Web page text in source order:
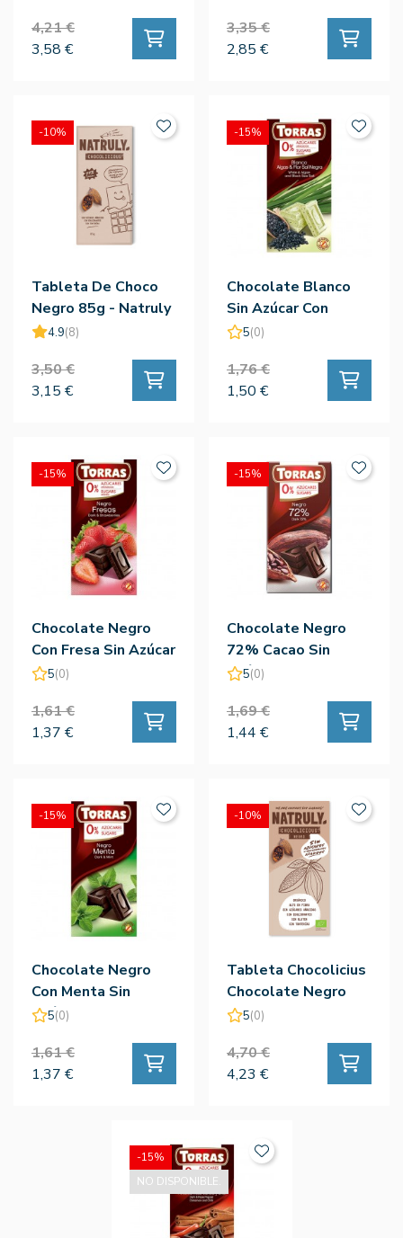
4,21 €
3,58 €
3,35 €
2,85 €
Tableta De Choco
Negro 85g - Natruly
4.9(8)
3,50 €
3,15 €
-10%
Chocolate Blanco
Sin Azúcar Con
Algas Y Flor De Sal
5(0)
1,76 €
1,50 €
-15%
Chocolate Negro
Con Fresa Sin Azúcar
75g - Torras
5(0)
1,61 €
1,37 €
-15%
Chocolate Negro
72% Cacao Sin
Azúcar 75g - Torras
5(0)
1,69 €
1,44 €
-15%
Chocolate Negro
Con Menta Sin
Azúcar 75g - Torras
5(0)
1,61 €
1,37 €
-15%
Tableta Chocolicius
Chocolate Negro
Bio - Natruly
5(0)
4,70 €
4,23 €
-10%
-15%
NO DISPONIBLE.